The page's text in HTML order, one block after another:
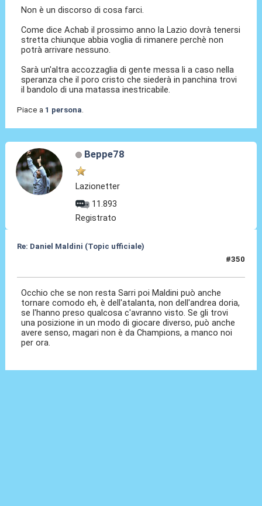
Non è un discorso di cosa farci.
Come dice Achab il prossimo anno la Lazio dovrà tenersi
stretta chiunque abbia voglia di rimanere perchè non
potrà arrivare nessuno.
Sarà un'altra accozzaglia di gente messa li a caso nella
speranza che il poro cristo che siederà in panchina trovi
il bandolo di una matassa inestricabile.
Piace a 1 persona.
Beppe78
Lazionetter
11.893
Registrato
Re: Daniel Maldini (Topic ufficiale)
#350
Occhio che se non resta Sarri poi Maldini può anche
tornare comodo eh, è dell'atalanta, non dell'andrea doria,
se l'hanno preso qualcosa c'avranno visto. Se gli trovi
una posizione in un modo di giocare diverso, può anche
avere senso, magari non è da Champions, a manco noi
per ora.